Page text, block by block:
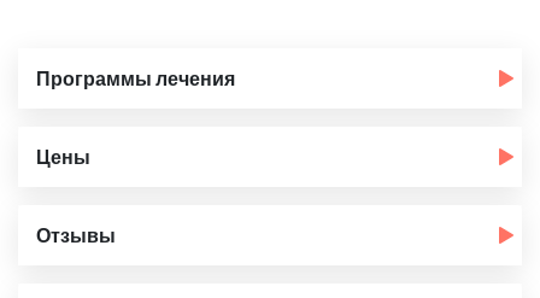
Программы лечения
Цены
Отзывы